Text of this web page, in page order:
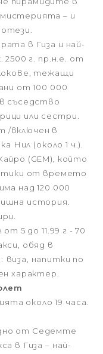
– и
в Гиза и най-
2500 г. пр.н.е. от
тежащи
от 100 000
съседство
или сестри.
/включен в
Нил (около 1 ч.).
(GEM), който
от времето
над 120 000
история.
5 до 11.99 г - 70
обяд в
виза, напитки по
характер.
около 19 часа.
от Седемте
в Гиза – най-